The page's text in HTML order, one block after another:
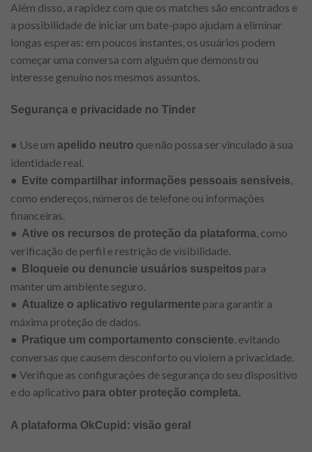
Além disso, a rapidez com que os matches são encontrados e
a possibilidade de iniciar um bate-papo ajudam a eliminar
longas esperas: em poucos instantes, os usuários podem
começar uma conversa com alguém que demonstrou
interesse genuíno nos mesmos assuntos.
Segurança e privacidade no Tinder
● Use um apelido neutro que não possa ser vinculado à sua
identidade real.
●
Evite compartilhar informações pessoais sensíveis,
como endereços, números de telefone ou informações
financeiras.
● Ative os recursos de proteção da plataforma, como
verificação de perfil e restrição de visibilidade.
●
Bloqueie ou denuncie usuários suspeitos para
manter um ambiente seguro.
● Atualize o aplicativo regularmente para garantir a
máxima proteção de dados.
●
Pratique um comportamento consciente, evitando
conversas que causem desconforto ou violem a privacidade.
● Verifique as configurações de segurança do seu dispositivo
e do aplicativo para obter proteção completa.
A plataforma OkCupid: visão geral